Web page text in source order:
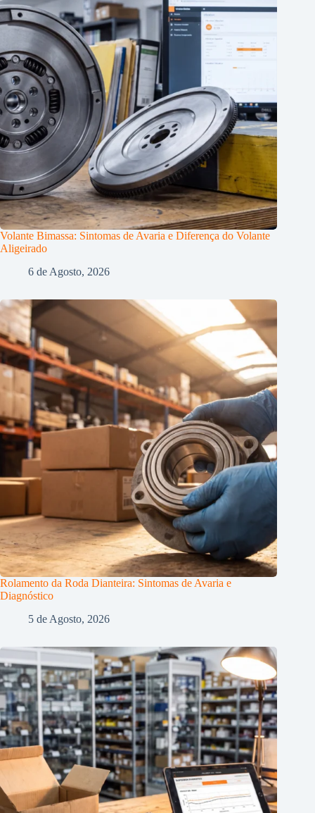
Volante Bimassa: Sintomas de Avaria e Diferença do Volante
Aligeirado
6 de Agosto, 2026
Rolamento da Roda Dianteira: Sintomas de Avaria e
Diagnóstico
5 de Agosto, 2026